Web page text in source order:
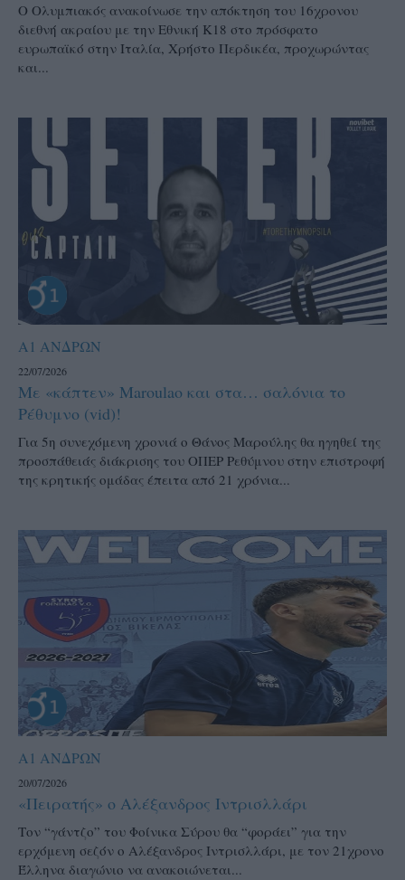
Ο Ολυμπιακός ανακοίνωσε την απόκτηση του 16χρονου
διεθνή ακραίου με την Εθνική Κ18 στο πρόσφατο
ευρωπαϊκό στην Ιταλία, Χρήστο Περδικέα, προχωρώντας
και...
Α1 ΑΝΔΡΩΝ
22/07/2026
Με «κάπτεν» Maroulao και στα… σαλόνια το
Ρέθυμνο (vid)!
Για 5η συνεχόμενη χρονιά ο Θάνος Μαρούλης θα ηγηθεί της
προσπάθειάς διάκρισης του ΟΠΕΡ Ρεθύμνου στην επιστροφή
της κρητικής ομάδας έπειτα από 21 χρόνια...
Α1 ΑΝΔΡΩΝ
20/07/2026
«Πειρατής» ο Αλέξανδρος Ιντρισλλάρι
Τον “γάντζο” του Φοίνικα Σύρου θα “φοράει” για την
ερχόμενη σεζόν ο Αλέξανδρος Ιντρισλλάρι, με τον 21χρονο
Έλληνα διαγώνιο να ανακοιώνεται...